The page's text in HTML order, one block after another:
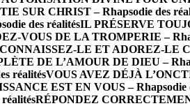
SUR CHRIST – Rhapsodie des
des réalitésIL PRÉSERVE
VOUS DE LA TROMPERIE –
LE ET ADOREZ-LE
DE L’AMOUR DE DIEU –
réalitésVOUS AVEZ DÉJÀ
EST EN VOUS – Rhapsodie
RÉPONDEZ